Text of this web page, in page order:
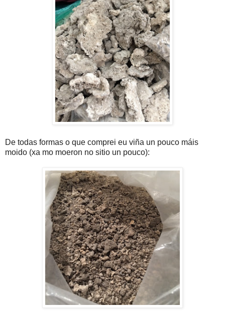
De todas formas o que comprei eu viña un pouco máis
moido (xa mo moeron no sitio un pouco):